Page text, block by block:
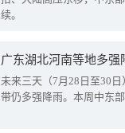
续。
广东湖北河南等地多
未来三天（7月28日至30
带仍多强降雨。本周中东